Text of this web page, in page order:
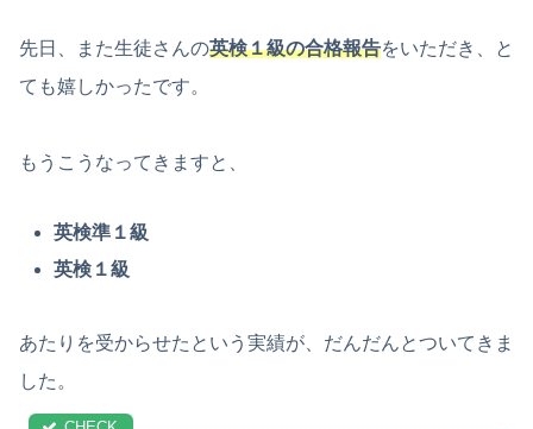
先日、また生徒さんの英検１級の合格報告をいただき、と
ても嬉しかったです。
もうこうなってきますと、
英検準１級
英検１級
あたりを受からせたという実績が、だんだんとついてきま
した。